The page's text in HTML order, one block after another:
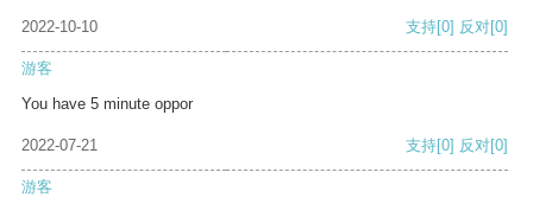
2022-10-10 支持[0] 反对[0]
游客
You have 5 minute oppor
2022-07-21 支持[0] 反对[0]
游客